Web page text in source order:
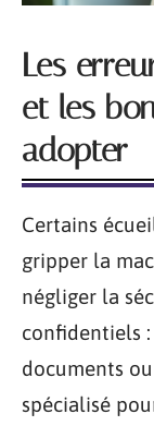
Les
et les
adopter
Certains
gripper la
négliger la
confidentiels
documents
spécialisé